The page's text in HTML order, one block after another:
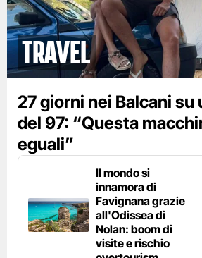
Travel
27 giorni nei Balcani su
del 97: “Questa
eguali”
Il mondo si
innamora di
Favignana grazie
all'Odissea di
Nolan: boom di
visite e rischio